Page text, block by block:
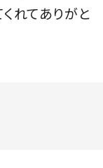
れてありがと